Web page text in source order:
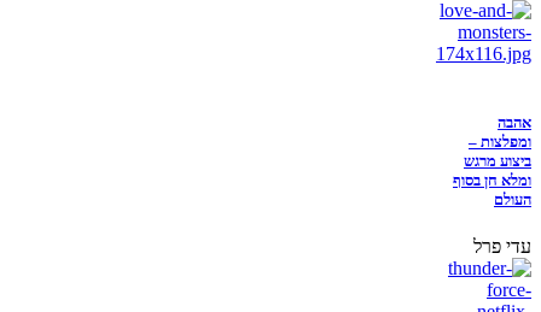
אהבה
ומפלצות –
ביצוע מרגש
ומלא חן בסוף
העולם
עדי פרל